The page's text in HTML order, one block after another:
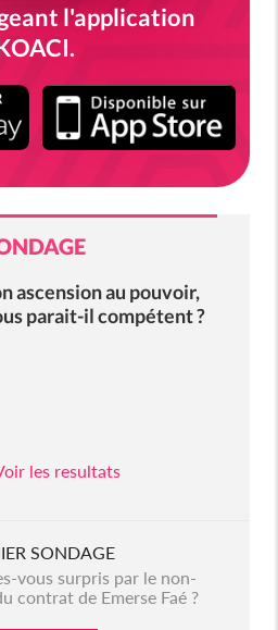
l'application
ascension au pouvoir,
parait-il compétent ?
les resultats
SONDAGE
vous surpris par le non-
contrat de Emerse Faé ?